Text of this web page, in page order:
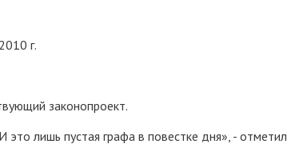
г.
законопроект.
лишь пустая графа в повестке дня», - отметил